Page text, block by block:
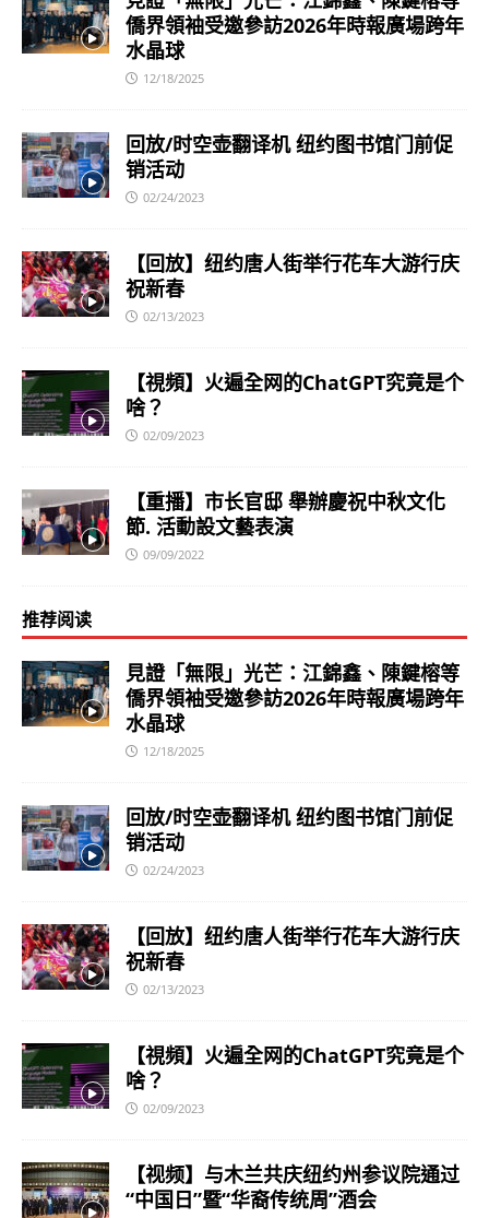
僑界領袖受邀參訪2026年時報廣場跨年
水晶球
12/18/2025
回放/时空壶翻译机 纽约图书馆门前促
销活动
02/24/2023
【回放】纽约唐人街举行花车大游行庆
祝新春
02/13/2023
【視頻】火遍全网的ChatGPT究竟是个
啥？
02/09/2023
【重播】市长官邸 舉辦慶祝中秋文化
節. 活動設文藝表演
09/09/2022
推荐阅读
見證「無限」光芒：江錦鑫、陳鍵榕等
僑界領袖受邀參訪2026年時報廣場跨年
水晶球
12/18/2025
回放/时空壶翻译机 纽约图书馆门前促
销活动
02/24/2023
【回放】纽约唐人街举行花车大游行庆
祝新春
02/13/2023
【視頻】火遍全网的ChatGPT究竟是个
啥？
02/09/2023
【视频】与木兰共庆纽约州参议院通过
“中国日”暨“华裔传统周”酒会